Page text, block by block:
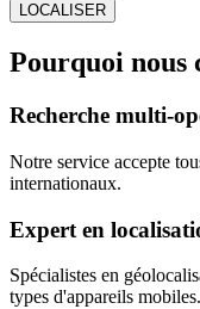
LOCALISER
Pourquoi nous
Recherche multi-
Notre service accepte
internationaux.
Expert en
Spécialistes en
types d'appareils mobiles.